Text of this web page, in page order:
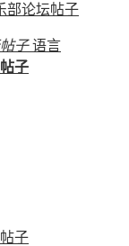
部论坛帖子
语言